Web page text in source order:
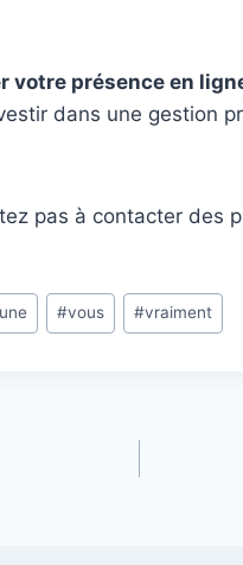
votre présence en
dans une gestion
pas à contacter des
#vous #vraiment